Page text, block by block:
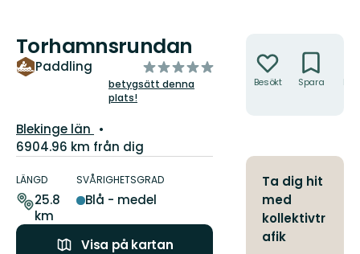
Torhamnsrundan
Paddling
av
5
betygsätt denna
plats!
Län:
Blekinge län
6904.96 km från dig
om
leden
LÄNGD
25.8
km
SVÅRIGHETSGRAD
Blå - medel
Visa på kartan
Besökt Spara
Ta dig hit
med
kollektivtr
afik